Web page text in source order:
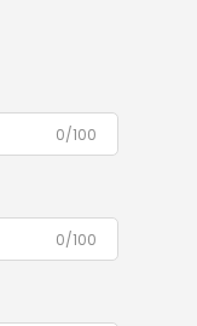
0/100
0/100